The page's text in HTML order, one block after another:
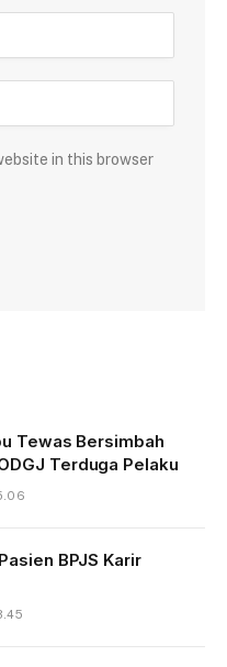
in this browser
Tewas Bersimbah
Terduga Pelaku
BPJS Karir